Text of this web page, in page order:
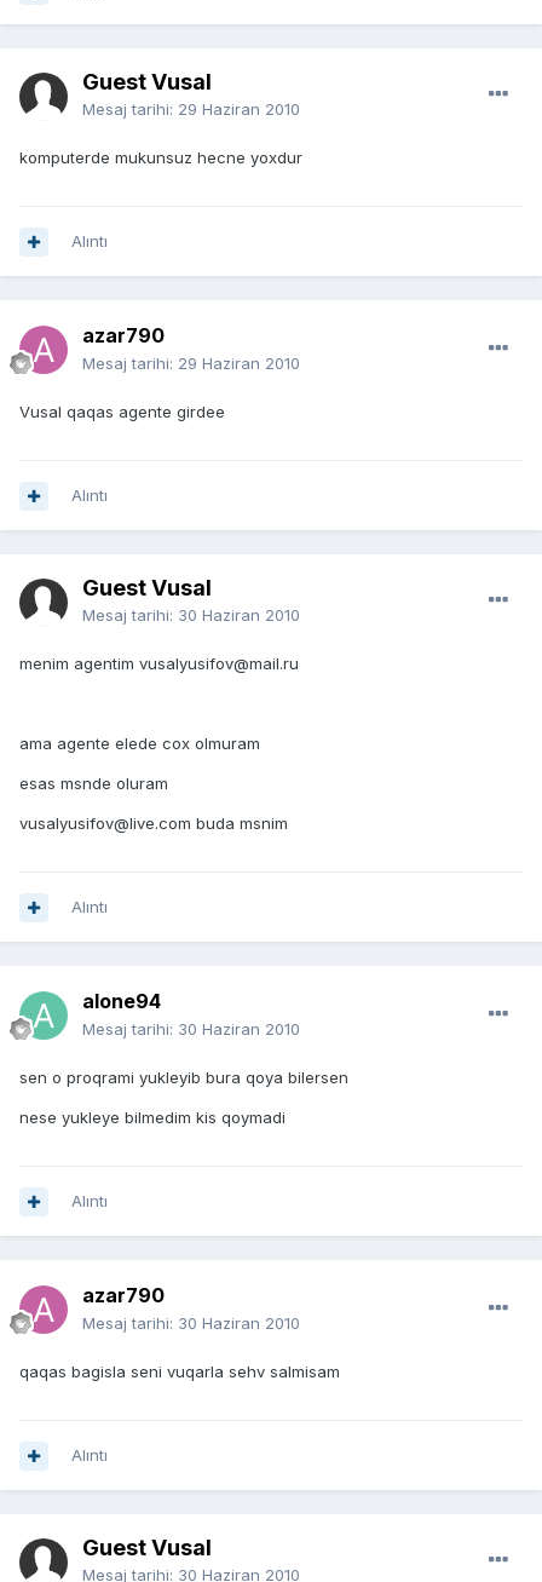
Guest Vusal
Mesaj tarihi: 29 Haziran 2010
komputerde mukunsuz hecne yoxdur
Alıntı
azar790
Mesaj tarihi: 29 Haziran 2010
Vusal qaqas agente girdee
Alıntı
Guest Vusal
Mesaj tarihi: 30 Haziran 2010
menim agentim vusalyusifov@mail.ru
ama agente elede cox olmuram
esas msnde oluram
vusalyusifov@live.com buda msnim
Alıntı
alone94
Mesaj tarihi: 30 Haziran 2010
sen o proqrami yukleyib bura qoya bilersen
nese yukleye bilmedim kis qoymadi
Alıntı
azar790
Mesaj tarihi: 30 Haziran 2010
qaqas bagisla seni vuqarla sehv salmisam
Alıntı
Guest Vusal
Mesaj tarihi: 30 Haziran 2010